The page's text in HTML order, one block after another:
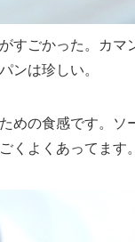
すごかった。カ
ンは珍しい。
めの食感です。
くよくあってます